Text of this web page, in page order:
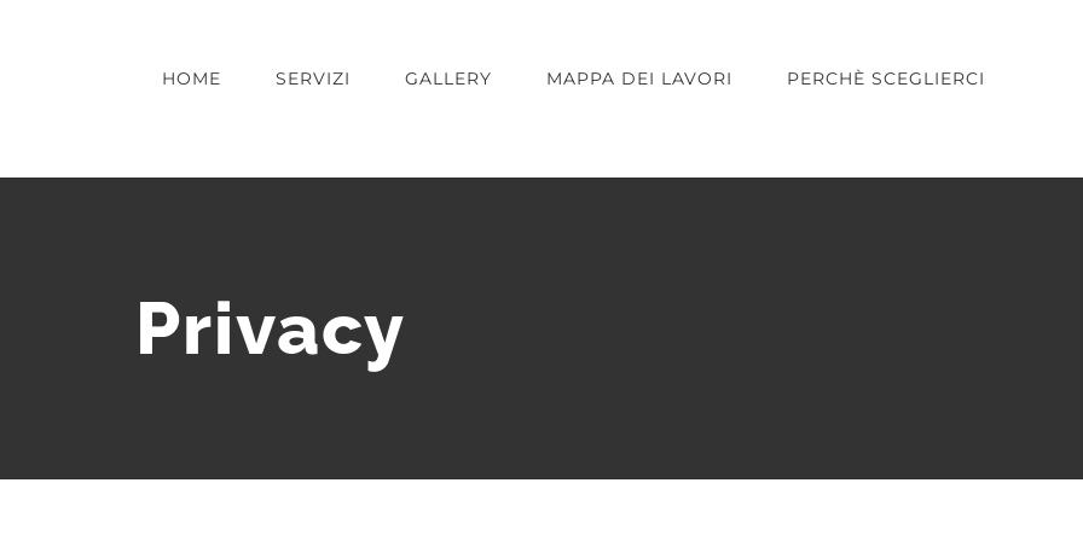
HOME SERVIZI GALLERY MAPPA DEI LAVORI PERCHÈ SCEGLIERCI
Privacy